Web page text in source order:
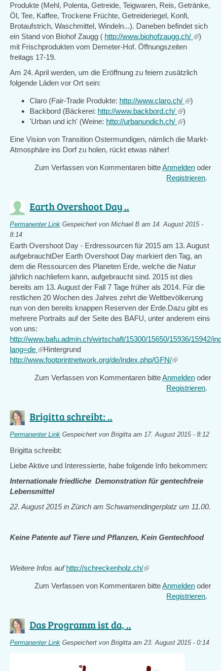
Produkte (Mehl, Polenta, Getreide, Teigwaren, Reis, Getränke,
Öl, Tee, Kaffee, Trockene Früchte, Getreideriegel, Konfi,
Brotaufstrich, Waschmittel, Windeln...). Daneben befindet sich
ein Stand von Biohof Zaugg ( http://www.biohofzaugg.ch/ (link
)
mit Frischprodukten vom Demeter-Hof. Öffnungszeiten
freitags 17-19.
Am 24. April werden, um die Eröffnung zu feiern zusätzlich
folgende Läden vor Ort sein:
Claro (Fair-Trade Produkte: http://www.claro.ch/ (link
is
external)
)
Backbord (Bäckerei: http://www.backbord.ch/ (link
is
)
'Urban und ich' (Weine: http://urbanundich.ch/ (link
external)
)
Eine Vision von Transition Ostermundigen, nämlich die Markt-
Atmosphäre ins Dorf zu holen, rückt etwas näher!
Zum Verfassen von Kommentaren bitteAnmelden oder
Registrieren.
Earth Overshoot Day ..
Permanenter Link Gespeichert von Michael B am 14. August 2015 -
8:14
Earth Overshoot Day - Erdressourcen für 2015 am 13. August
aufgebrauchtDer Earth Overshoot Day markiert den Tag, an
dem die Ressourcen des Planeten Erde, welche die Natur
jährlich nachliefern kann, aufgebraucht sind. 2015 ist dies
bereits am 13. August der Fall 7 Tage früher als 2014. Für die
restlichen 20 Wochen des Jahres zehrt die Weltbevölkerung
nun von den bereits knappen Reserven der Erde.Dazu gibt es
mehrere Portraits auf der Seite des BAFU, unter anderem eins
von uns:
http://www.bafu.admin.ch/wirtschaft/15300/15650/15936/15942/
lang=de (link
is
Hintergrund
http://www.footprintnetwork.org/de/index.php/GFN/(link
external)
Zum Verfassen von Kommentaren bitteAnmelden oder
Registrieren.
Brigitta schreibt: ..
Permanenter Link Gespeichert von Brigitta am 17. August 2015 - 8:12
Brigitta schreibt:
Liebe Aktive und Interessierte, habe folgende Info bekommen:
Internationale friedliche Demonstration für gentechfreie
Lebensmittel
22. August 2015 in Zürich am Schwamendingerplatz um 11.00.
Keine Patente auf Tiere und Pflanzen, Kein Gentechfood
Weitere Infos aufhttp://schreckenholz.ch/(link
external)
Zum Verfassen von Kommentaren bitteAnmelden oder
Registrieren.
Das Programm ist da, ..
Permanenter Link Gespeichert von Brigitta am 23. August 2015 - 0:14